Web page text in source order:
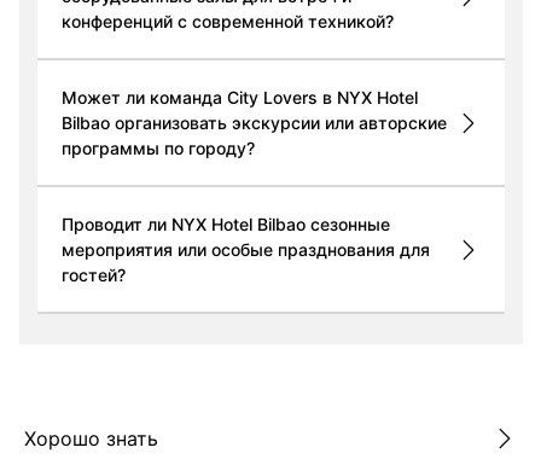
конференций с современной техникой?
Может ли команда City Lovers в NYX Hotel
Bilbao организовать экскурсии или авторские
программы по городу?
Проводит ли NYX Hotel Bilbao сезонные
мероприятия или особые празднования для
гостей?
Хорошо знать